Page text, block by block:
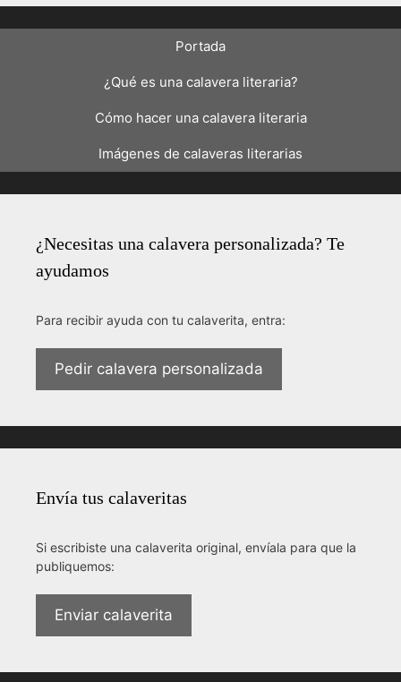
Portada
¿Qué es una calavera literaria?
Cómo hacer una calavera literaria
Imágenes de calaveras literarias
¿Necesitas una calavera personalizada? Te
ayudamos
Para recibir ayuda con tu calaverita, entra:
Pedir calavera personalizada
Envía tus calaveritas
Si escribiste una calaverita original, envíala para que la
publiquemos:
Enviar calaverita